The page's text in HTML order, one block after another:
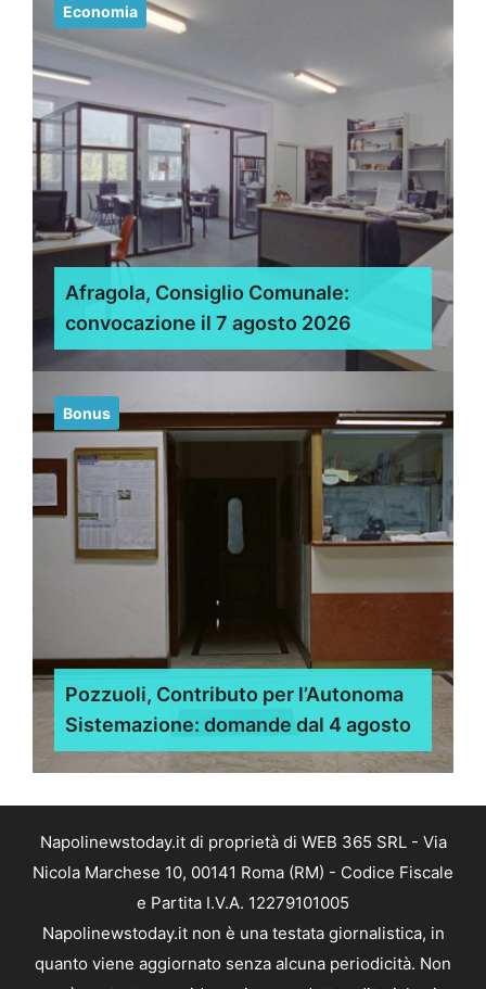
Economia
Afragola, Consiglio Comunale:
convocazione il 7 agosto 2026
Bonus
Pozzuoli, Contributo per l’Autonoma
Sistemazione: domande dal 4 agosto
Napolinewstoday.it di proprietà di WEB 365 SRL - Via
Nicola Marchese 10, 00141 Roma (RM) - Codice Fiscale
e Partita I.V.A. 12279101005
Napolinewstoday.it non è una testata giornalistica, in
quanto viene aggiornato senza alcuna periodicità. Non